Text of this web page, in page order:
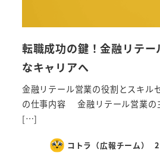
転職成功の鍵！金融リテー
なキャリアへ
金融リテール営業の役割とスキル
の仕事内容 金融リテール営業の
[…]
コトラ（広報チーム）